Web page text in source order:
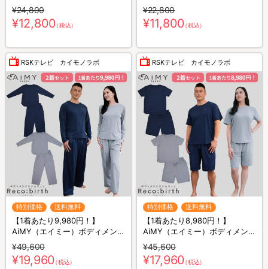
長ズボン／上下セット／リカバ
リーウェア
¥24,800
¥12,800（税込）
半ズボン／上下セット／リカバ
リーウェア
¥22,800
¥11,800（税込）
RSKテレビ カイモノラボ
特別価格 送料無料
【1着あたり9,980円！】
AiMY（エイミー）ボディメンテ
ナンスウェア リカバース／長袖
長ズボン／2着セット／上下セ
ット／リカバリーウェア
¥49,600
¥19,960（税込）
RSKテレビ カイモノラボ
特別価格 送料無料
【1着あたり8,980円！】
AiMY（エイミー）ボディメンテ
ナンスウェア リカバース／半袖
半ズボン／2着セット／上下セ
ット／リカバリーウェア
¥45,600
¥17,960（税込）